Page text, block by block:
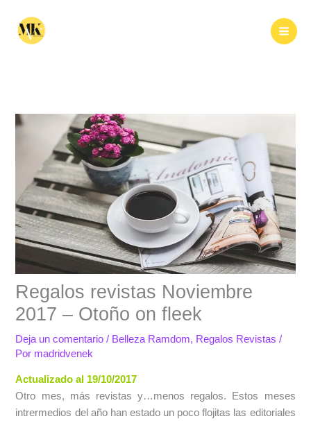
contenido
Regalos revistas Noviembre
2017 – Otoño on fleek
Deja un comentario / Belleza Ramdom, Regalos Revistas /
Por madridvenek
Actualizado al 19/10/2017
Otro mes, más revistas y…menos regalos. Estos meses
intrermedios del año han estado un poco flojitas las editoriales